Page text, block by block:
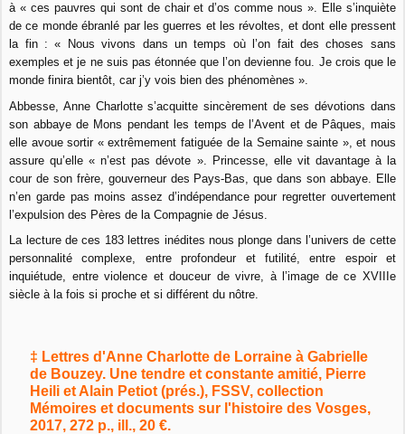
à « ces pauvres qui sont de chair et d’os comme nous ». Elle s’inquiète
de ce monde ébranlé par les guerres et les révoltes, et dont elle pressent
la fin : « Nous vivons dans un temps où l’on fait des choses sans
exemples et je ne suis pas étonnée que l’on devienne fou. Je crois que le
monde finira bientôt, car j’y vois bien des phénomènes ».
Abbesse, Anne Charlotte s’acquitte sincèrement de ses dévotions dans
son abbaye de Mons pendant les temps de l’Avent et de Pâques, mais
elle avoue sortir « extrêmement fatiguée de la Semaine sainte », et nous
assure qu’elle « n’est pas dévote ». Princesse, elle vit davantage à la
cour de son frère, gouverneur des Pays-Bas, que dans son abbaye. Elle
n’en garde pas moins assez d’indépendance pour regretter ouvertement
l’expulsion des Pères de la Compagnie de Jésus.
La lecture de ces 183 lettres inédites nous plonge dans l’univers de cette
personnalité complexe, entre profondeur et futilité, entre espoir et
inquiétude, entre violence et douceur de vivre, à l’image de ce XVIIIe
siècle à la fois si proche et si différent du nôtre.
‡ Lettres d'Anne Charlotte de Lorraine à Gabrielle
de Bouzey. Une tendre et constante amitié, Pierre
Heili et Alain Petiot (prés.), FSSV, collection
Mémoires et documents sur l'histoire des Vosges,
2017, 272 p., ill., 20 €.